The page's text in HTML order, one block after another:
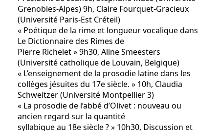
Grenobles-Alpes) 9h, Claire Fourquet-Gracieux
(Université Paris-Est Créteil)
« Poétique de la rime et longueur vocalique dans
Le Dictionnaire des Rimes de
Pierre Richelet » 9h30, Aline Smeesters
(Université catholique de Louvain, Belgique)
« L’enseignement de la prosodie latine dans les
collèges jésuites du 17e siècle. » 10h, Claudia
Schweitzer (Université Montpellier 3)
« La prosodie de l’abbé d’Olivet : nouveau ou
ancien regard sur la quantité
syllabique au 18e siècle ? » 10h30, Discussion et